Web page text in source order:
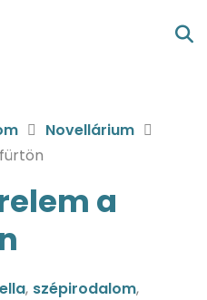
Novellárium
a
, szépirodalom,